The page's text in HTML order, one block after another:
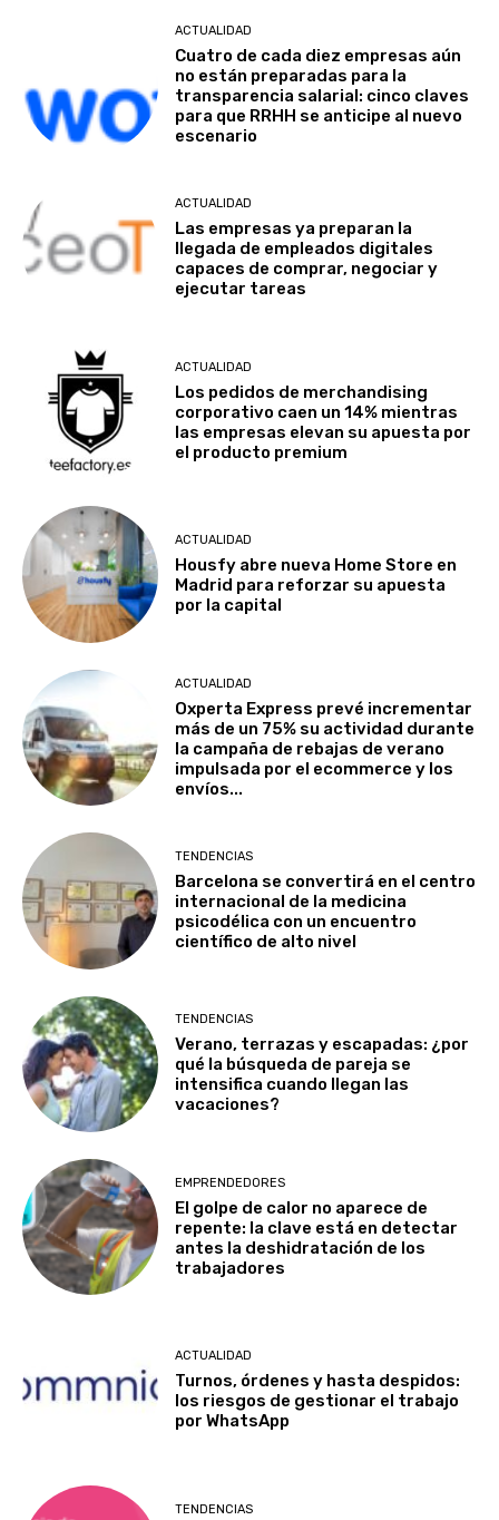
ACTUALIDAD
Cuatro de cada diez empresas aún
no están preparadas para la
transparencia salarial: cinco claves
para que RRHH se anticipe al nuevo
escenario
ACTUALIDAD
Las empresas ya preparan la
llegada de empleados digitales
capaces de comprar, negociar y
ejecutar tareas
ACTUALIDAD
Los pedidos de merchandising
corporativo caen un 14% mientras
las empresas elevan su apuesta por
el producto premium
ACTUALIDAD
Housfy abre nueva Home Store en
Madrid para reforzar su apuesta
por la capital
ACTUALIDAD
Oxperta Express prevé incrementar
más de un 75% su actividad durante
la campaña de rebajas de verano
impulsada por el ecommerce y los
envíos...
TENDENCIAS
Barcelona se convertirá en el centro
internacional de la medicina
psicodélica con un encuentro
científico de alto nivel
TENDENCIAS
Verano, terrazas y escapadas: ¿por
qué la búsqueda de pareja se
intensifica cuando llegan las
vacaciones?
EMPRENDEDORES
El golpe de calor no aparece de
repente: la clave está en detectar
antes la deshidratación de los
trabajadores
ACTUALIDAD
Turnos, órdenes y hasta despidos:
los riesgos de gestionar el trabajo
por WhatsApp
TENDENCIAS